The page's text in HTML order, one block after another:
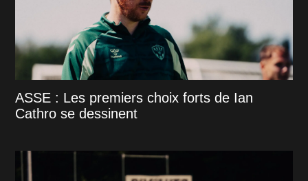
ASSE : Les premiers choix forts de Ian
Cathro se dessinent